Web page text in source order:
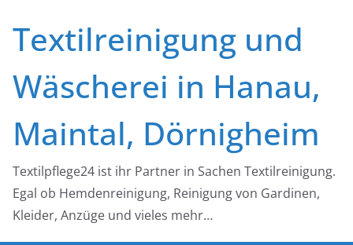
Inhalt
springen
Textilreinigung und
Wäscherei in Hanau,
Maintal, Dörnigheim
Textilpflege24 ist ihr Partner in Sachen Textilreinigung.
Egal ob Hemdenreinigung, Reinigung von Gardinen,
Kleider, Anzüge und vieles mehr…